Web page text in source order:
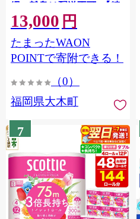
縄・離島は配送不可 |【精
米 単一米 単一原料米 7年
産 国産 お米 ブランド米
5kg × 2 ゆめつくし】
CY009_01
13,000 円
たまったWAON
POINTで寄附できる！
（0）
福岡県大木町
7